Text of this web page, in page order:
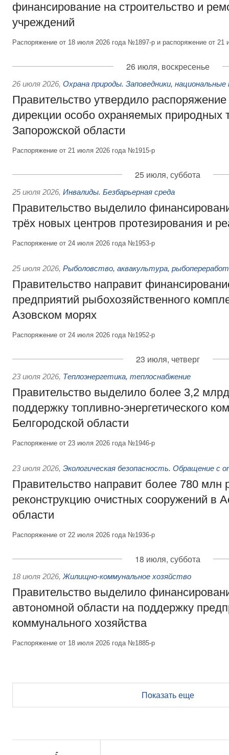
финансирование на строительство и
учреждений
Распоряжение от 18 июля 2026 года №1897-р и распоряжение от
26 июля, воскресенье
26 июля 2026, Охрана природы. Заповедники, национальные
Правительство утвердило
дирекции особо охраняемых природных
Запорожской области
Распоряжение от 21 июля 2026 года №1915-р
25 июля, суббота
25 июля 2026, Инвалиды. Безбарьерная среда
Правительство выделило
трёх новых центров протезирования и
Распоряжение от 24 июля 2026 года №1953-р
25 июля 2026, Рыболовство, аквакультура,
Правительство направит
предприятий рыбохозяйственного
Азовском морях
Распоряжение от 24 июля 2026 года №1952-р
23 июля, четверг
23 июля 2026, Теплоэнергетика, теплоснабжение
Правительство выделило более 3,2
поддержку топливно-энергетического
Белгородской области
Распоряжение от 23 июля 2026 года №1946-р
23 июля 2026, Экологическая безопасность. Обращение с
Правительство направит более 780 млн
реконструкцию очистных сооружений в
области
Распоряжение от 22 июля 2026 года №1936-р
18 июля, суббота
18 июля 2026, Жилищно-коммунальное хозяйство
Правительство выделило
автономной области на поддержку
коммунального хозяйства
Распоряжение от 18 июля 2026 года №1885-р
Показать еще